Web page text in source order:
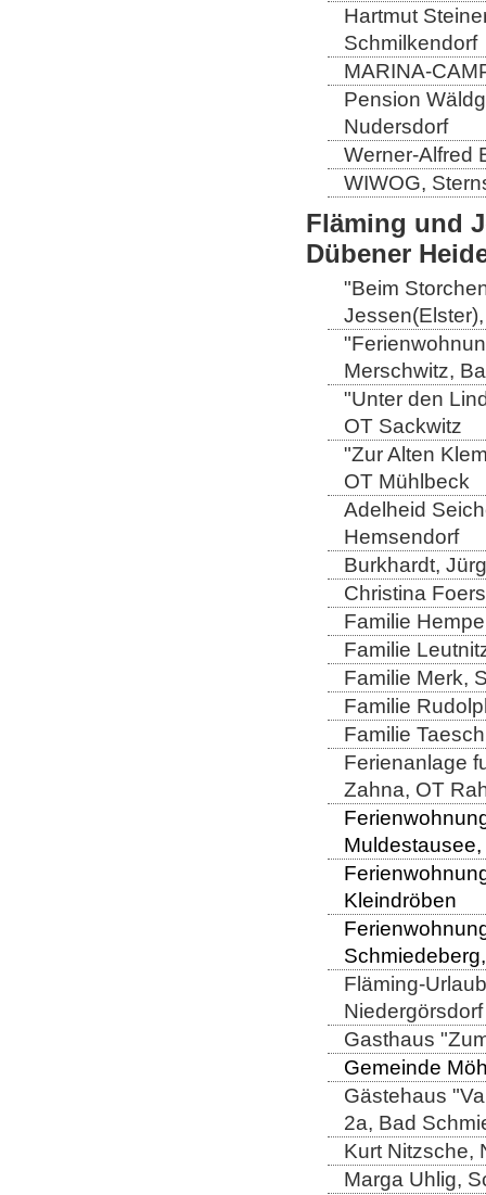
Hartmut
Schmilkendorf
MARINA-
Pension
Nudersdorf
Werner-Alfred
WIWOG,
Fläming und
Dübener
"Beim
Merschwitz,
"Unter den
OT Sackwitz
"Zur Alten
OT Mühlbeck
Adelheid
Hemsendorf
Burkhardt,
Christina
Familie
Familie
Familie Merk,
Familie
Familie
Ferienanlage
Zahna, OT
Kleindröben
Fläming-
Niedergörsdorf
Gasthaus
Gemeinde
Gästehaus
2a, Bad
Kurt Nitzsche,
Marga Uhlig,